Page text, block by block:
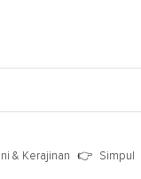
& Kerajinan Simpul